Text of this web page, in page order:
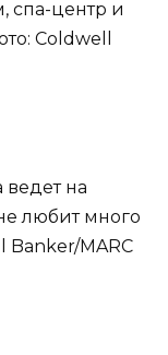
спа-центр и
Coldwell
на
любит много
Banker/MARC